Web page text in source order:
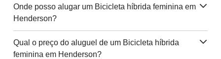
Onde posso alugar um Bicicleta híbrida feminina em
Henderson?
Qual o preço do aluguel de um Bicicleta híbrida
feminina em Henderson?